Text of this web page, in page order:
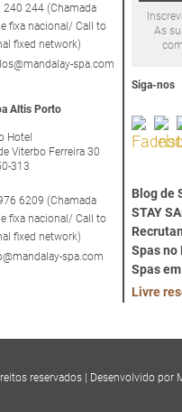
240 244 (Chamada
fixa nacional/ Call to
fixed network)
spa.com
Altis Porto
Hotel
Viterbo Ferreira 30
313
6209 (Chamada
fixa nacional/ Call to
fixed network)
spa.com
As
Siga-nos
Blog de
STAY
Spas no
Spas
Livre
reservados Desenvolvido por